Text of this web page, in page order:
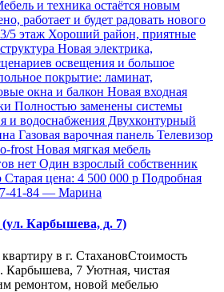
(ул. Карбышева, д. 7)
в г. СтахановСтоимость
Карбышева, 7 Уютная, чистая
ремонтом, новой мебелью